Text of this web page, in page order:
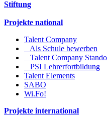
Stiftung
Projekte national
Talent Company
Als Schule bewerben
Talent Company
PSI Lehrerfortbildung
Talent Elements
SABO
Wi.Fo!
Projekte international